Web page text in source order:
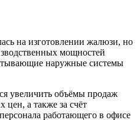
на изготовлении жалюзи, но
мощностей
наружные системы
увеличить объёмы продаж
цен, а также за счёт
работающего в офисе